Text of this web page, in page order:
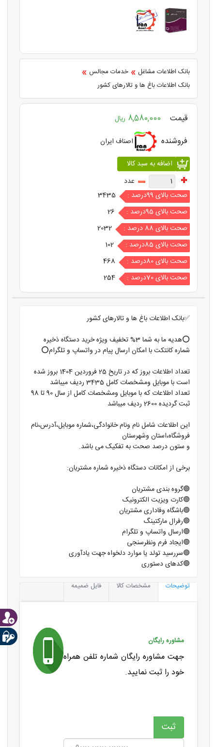
بانک اطلاعات مشاغل » خدمات مجالس »
بانک اطلاعات باغ ها و تالارهای کشور
قیمت 8,580,000 ریال
فروشنده اصناف ایران
عدد
صحت بالای 99درصد :
3435
صحت بالای 95درصد :
26
صحت بالای 88 درصد :
2032
صحت بالای 85درصد :
102
صحت بالای 80درصد :
468
صحت بالای 70درصد :
254
✅بانک اطلاعات باغ ها و تالارهای کشور
⭕️هدیه ما به شما 3% تخفیف ویژه خرید دستگاه ذخیره
شماره کانتکت با امکان ارسال پیام در واتساپ و تلگرام⭕️
تعداد اطلاعات بروز که در تاریخ 25 فروردین 1404 بروز شده
است با موبایل ومشخصات کامل 3435 ردیف میباشد
تعداد اطلاعات که با موبایل ومشخصات کامل از سال 90 تا 98
ثبت گردیده 2600 ردیف میباشد
این اطلاعات شامل نام ونام خانوادگی،شماره موبایل،آدرس،نام
فروشگاه،استان وشهرستان
و ستون درصد صحت به تفکیک می باشد.
برخی از امکانات دستگاه ذخیره شماره مشتریان:
🟢گروه بندی مشتریان
🟢کارت ویزیت الکترونیک
🟢باشگاه وفاداری مشتریان
🟢رفرال مارکتینگ
🟢ارسال واتساپ و تلگرام
🟢ایجاد فرم ونظرسنجی
🟢سررسید تولد یا موارد دلخواه جهت یادآوری
🟢کدهای دستوری
توضیحات مشخصات کالا فایل ضمیمه
مشاوره رایگان
جهت مشاوره رایگان شماره تلفن همراه
خود را ثبت نمایید.